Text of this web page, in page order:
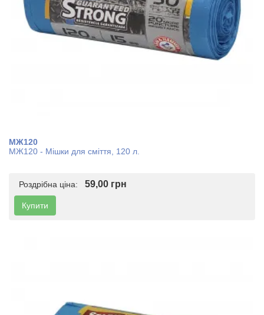
МЖ120
МЖ120 - Мішки для сміття, 120 л.
Роздрібна ціна: 59,00 грн
Купити